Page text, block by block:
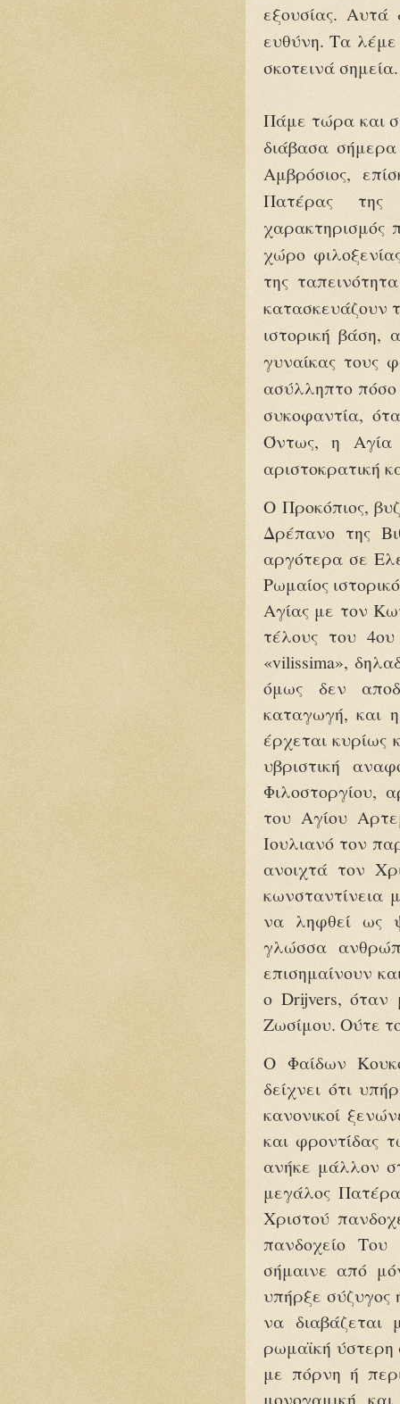
εξουσίας.
ευθύνη. Τα
σκοτεινά σημεία.
Πάμε τώρα και
διάβασα
Αμβρόσιος,
Πατέρας της
χαρακτηρισμός
χώρο
της
κατασκευάζουν
ιστορική βάση,
γυναίκας τους
ασύλληπτο πόσο
συκοφαντία,
Όντως, η Αγία
αριστοκρατική
Ο Προκόπιος,
Δρέπανο της
αργότερα σε
Ρωμαίος
Αγίας με τον
τέλους του
«vilissima»,
όμως δεν
καταγωγή, και
έρχεται
υβριστική
Φιλοστοργίου,
του Αγίου
Ιουλιανό τον
ανοιχτά τον
κωνσταντίνεια
να ληφθεί ως
γλώσσα
επισημαίνουν
ο Drijvers, όταν
Ζωσίμου. Ούτε
Ο Φαίδων
δείχνει ότι
κανονικοί
και φροντίδας
ανήκε μάλλον
μεγάλος
Χριστού
πανδοχείο
σήμαινε από
υπήρξε
να διαβάζεται
ρωμαϊκή ύστερη
με πόρνη ή
μονογαμική